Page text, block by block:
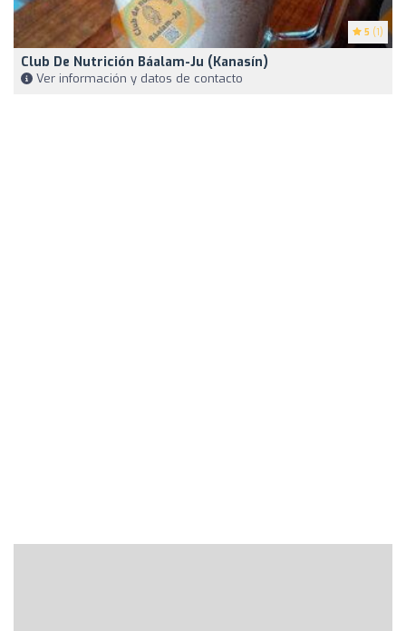
5 (1)
Club De Nutrición Báalam-Ju (kanasín)
Ver información y datos de contacto